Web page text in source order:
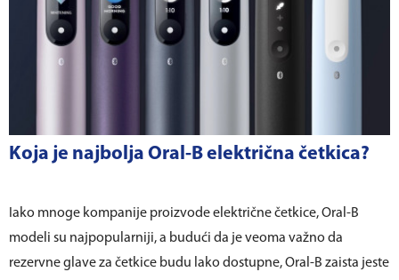
Koja je najbolja Oral-B električna četkica?
Iako mnoge kompanije proizvode električne četkice, Oral-B
modeli su najpopularniji, a budući da je veoma važno da
rezervne glave za četkice budu lako dostupne, Oral-B zaista jeste